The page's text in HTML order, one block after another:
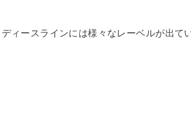
ィースラインには様々なレーベルが出て